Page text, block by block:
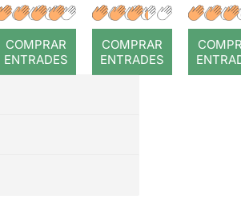
a temps
COMPRAR
ENTRADES
r: Temps
COMPRAR
ENTRADES
: